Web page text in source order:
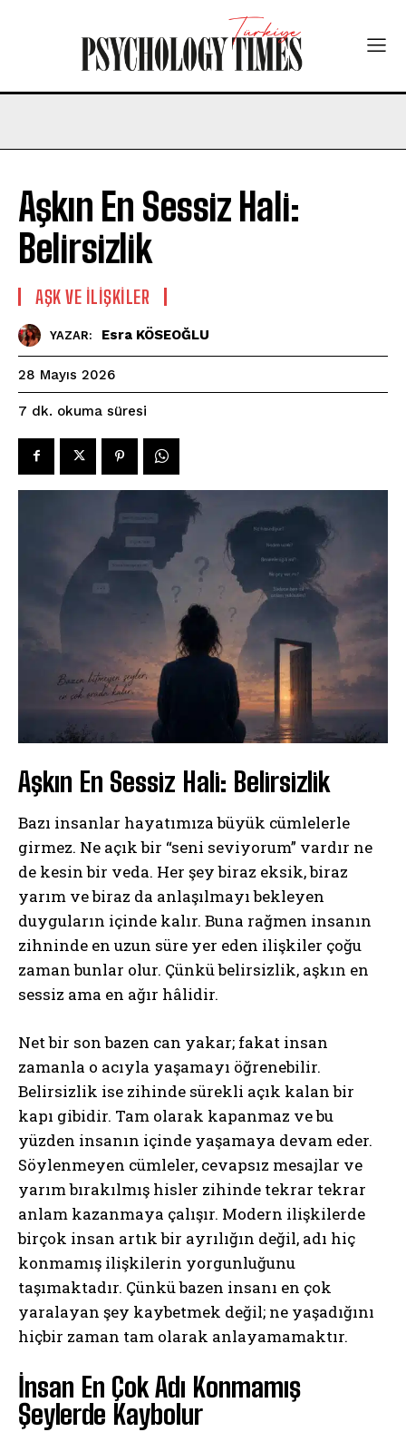
Aşkın En Sessiz Hali:
Belirsizlik
AŞK VE İLIŞKILER
YAZAR: Esra KÖSEOĞLU
28 Mayıs 2026
7 dk. okuma süresi
Aşkın En Sessiz Hali: Belirsizlik
Bazı insanlar hayatımıza büyük cümlelerle
girmez. Ne açık bir “seni seviyorum” vardır ne
de kesin bir veda. Her şey biraz eksik, biraz
yarım ve biraz da anlaşılmayı bekleyen
duyguların içinde kalır. Buna rağmen insanın
zihninde en uzun süre yer eden ilişkiler çoğu
zaman bunlar olur. Çünkü belirsizlik, aşkın en
sessiz ama en ağır hâlidir.
Net bir son bazen can yakar; fakat insan
zamanla o acıyla yaşamayı öğrenebilir.
Belirsizlik ise zihinde sürekli açık kalan bir
kapı gibidir. Tam olarak kapanmaz ve bu
yüzden insanın içinde yaşamaya devam eder.
Söylenmeyen cümleler, cevapsız mesajlar ve
yarım bırakılmış hisler zihinde tekrar tekrar
anlam kazanmaya çalışır. Modern ilişkilerde
birçok insan artık bir ayrılığın değil, adı hiç
konmamış ilişkilerin yorgunluğunu
taşımaktadır. Çünkü bazen insanı en çok
yaralayan şey kaybetmek değil; ne yaşadığını
hiçbir zaman tam olarak anlayamamaktır.
İnsan En Çok Adı Konmamış
Şeylerde Kaybolur